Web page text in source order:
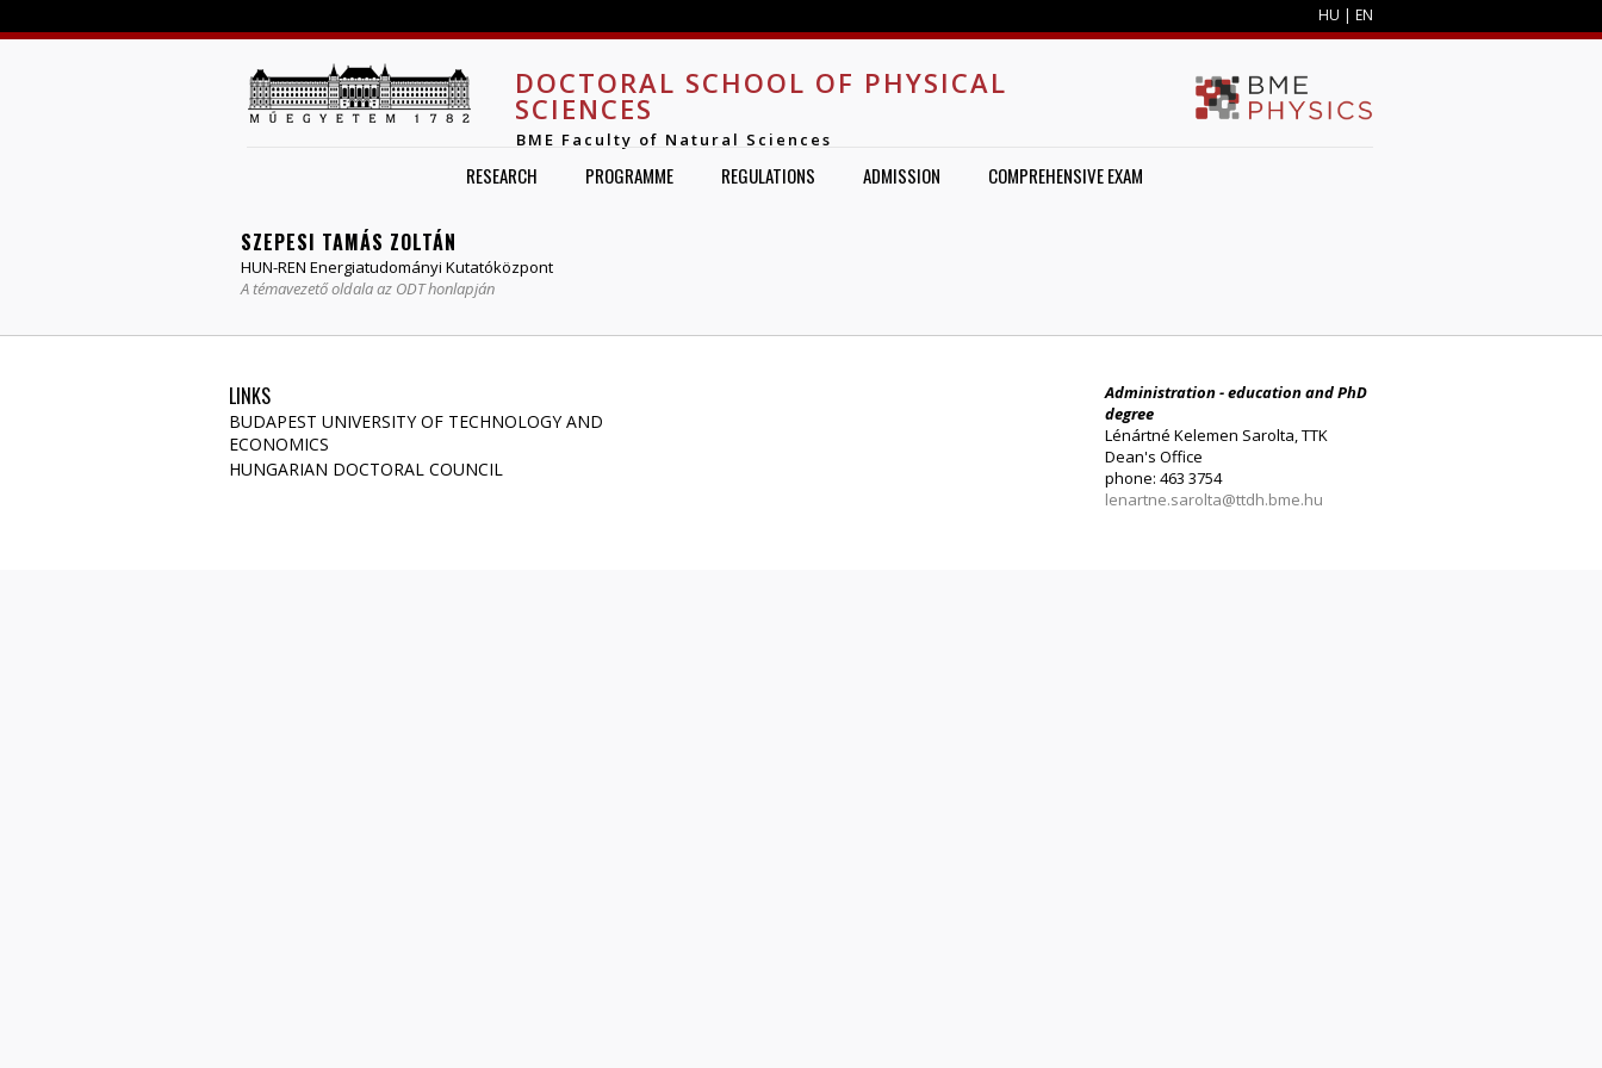
HU | EN
DOCTORAL SCHOOL OF PHYSICAL
SCIENCES
BME Faculty of Natural Sciences
RESEARCH PROGRAMME REGULATIONS ADMISSION COMPREHENSIVE EXAM
SZEPESI TAMÁS ZOLTÁN
HUN-REN Energiatudományi Kutatóközpont
A témavezető oldala az ODT honlapján
LINKS
BUDAPEST UNIVERSITY OF TECHNOLOGY AND
ECONOMICS
HUNGARIAN DOCTORAL COUNCIL
Administration - education and PhD
degree
Lénártné Kelemen Sarolta, TTK
Dean's Office
phone: 463 3754
lenartne.sarolta@ttdh.bme.hu